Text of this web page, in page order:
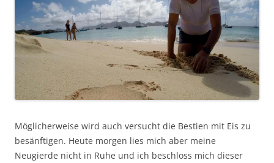
Möglicherweise wird auch versucht die Bestien mit Eis zu
besänftigen. Heute morgen lies mich aber meine
Neugierde nicht in Ruhe und ich beschloss mich dieser